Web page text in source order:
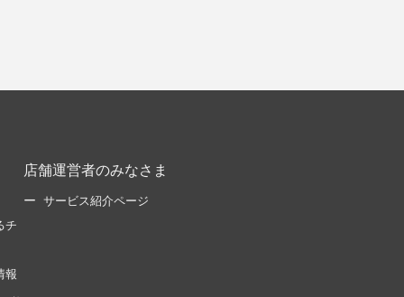
チ
報
店舗運営者のみなさま
サービス紹介ページ